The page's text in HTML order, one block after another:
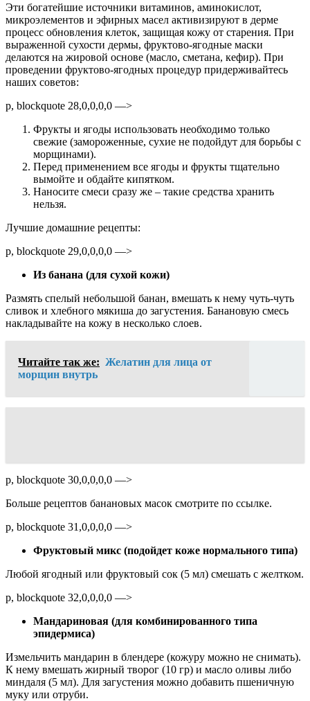
Эти богатейшие источники витаминов, аминокислот,
микроэлементов и эфирных масел активизируют в дерме
процесс обновления клеток, защищая кожу от старения. При
выраженной сухости дермы, фруктово-ягодные маски
делаются на жировой основе (масло, сметана, кефир). При
проведении фруктово-ягодных процедур придерживайтесь
наших советов:
p, blockquote 28,0,0,0,0 —>
Фрукты и ягоды использовать необходимо только
свежие (замороженные, сухие не подойдут для борьбы с
морщинами).
Перед применением все ягоды и фрукты тщательно
вымойте и обдайте кипятком.
Наносите смеси сразу же – такие средства хранить
нельзя.
Лучшие домашние рецепты:
p, blockquote 29,0,0,0,0 —>
Из банана (для сухой кожи)
Размять спелый небольшой банан, вмешать к нему чуть-чуть
сливок и хлебного мякиша до загустения. Банановую смесь
накладывайте на кожу в несколько слоев.
Читайте так же: Желатин для лица от
морщин внутрь
p, blockquote 30,0,0,0,0 —>
Больше рецептов банановых масок смотрите по ссылке.
p, blockquote 31,0,0,0,0 —>
Фруктовый микс (подойдет коже нормального типа)
Любой ягодный или фруктовый сок (5 мл) смешать с желтком.
p, blockquote 32,0,0,0,0 —>
Мандариновая (для комбинированного типа
эпидермиса)
Измельчить мандарин в блендере (кожуру можно не снимать).
К нему вмешать жирный творог (10 гр) и масло оливы либо
миндаля (5 мл). Для загустения можно добавить пшеничную
муку или отруби.